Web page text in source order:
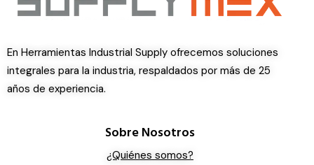
En Herramientas Industrial Supply ofrecemos soluciones
integrales para la industria, respaldados por más de 25
años de experiencia.
Sobre Nosotros
¿Quiénes somos?